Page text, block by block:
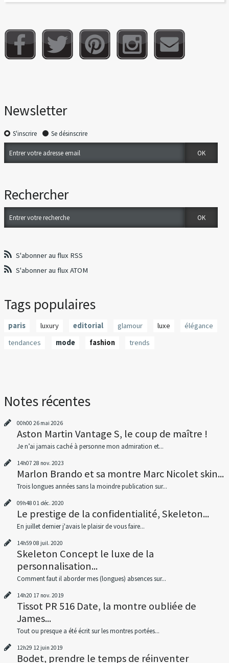
Newsletter
S'inscrire Se désinscrire
Rechercher
S'abonner au flux RSS
S'abonner au flux ATOM
Tags populaires
paris luxury editorial glamour luxe
élégance
tendances
mode fashion trends
Notes récentes
00h00 26 mai 2026
Aston Martin Vantage S, le coup de maître !
Je n’ai jamais caché à personne mon admiration et...
14h07 28 nov. 2023
Marlon Brando et sa montre Marc Nicolet skin...
Trois longues années sans la moindre publication sur...
09h48 01 déc. 2020
Le prestige de la confidentialité, Skeleton...
En juillet dernier j'avais le plaisir de vous faire...
14h59 08 juil. 2020
Skeleton Concept le luxe de la
personnalisation...
Comment faut il aborder mes (longues) absences sur...
14h20 17 nov. 2019
Tissot PR 516 Date, la montre oubliée de
James...
Tout ou presque a été écrit sur les montres portées...
12h29 12 juin 2019
Bodet, prendre le temps de réinventer